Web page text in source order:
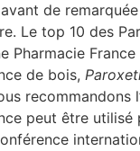
de remarquée
Le top 10 des
Pharmacie
de bois,
peut être